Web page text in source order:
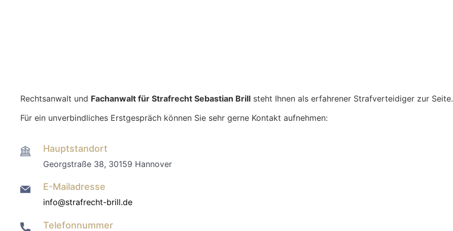
Rechtsanwalt und Fachanwalt für Strafrecht Sebastian Brill steht Ihnen als erfahrener Strafverteidiger zur Seite.
Für ein unverbindliches Erstgespräch können Sie sehr gerne Kontakt aufnehmen:
Hauptstandort
Georgstraße 38, 30159 Hannover
E-Mailadresse
info@strafrecht-brill.de
Telefonnummer